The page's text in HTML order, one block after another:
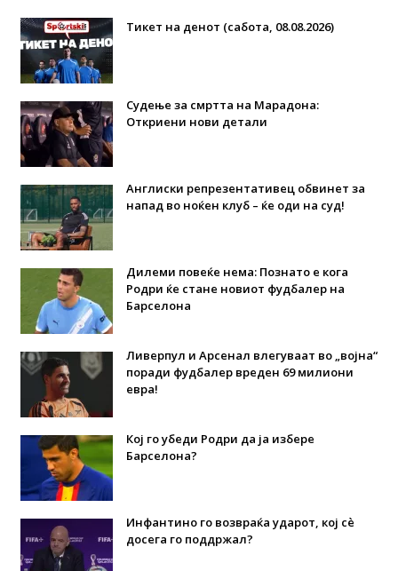
Тикет на денот (сабота, 08.08.2026)
Судење за смртта на Марадона:
Откриени нови детали
Англиски репрезентативец обвинет за
напад во ноќен клуб – ќе оди на суд!
Дилеми повеќе нема: Познато е кога
Родри ќе стане новиот фудбалер на
Барселона
Ливерпул и Арсенал влегуваат во „војна“
поради фудбалер вреден 69 милиони
евра!
Кој го убеди Родри да ја избере
Барселона?
Инфантино го возвраќа ударот, кој сè
досега го поддржал?